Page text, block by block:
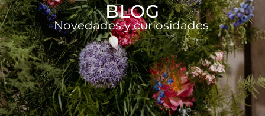
BLOG
Novedades y curiosidades